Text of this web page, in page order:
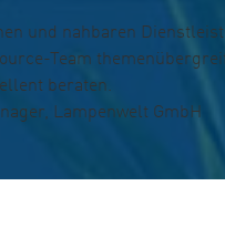
und nahbaren
Team
beraten.
Lampenwelt GmbH